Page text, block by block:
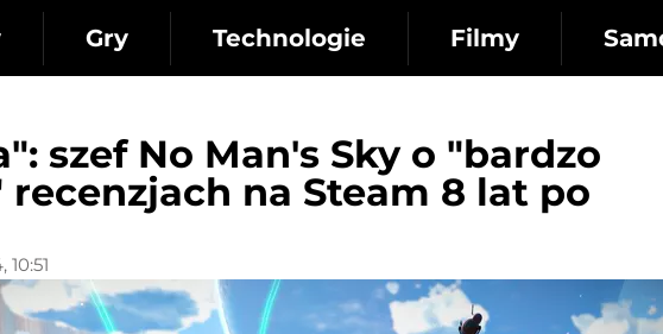
Gry Technologie Filmy
szef No Man's Sky o "bardzo
na Steam 8 lat po
10:51